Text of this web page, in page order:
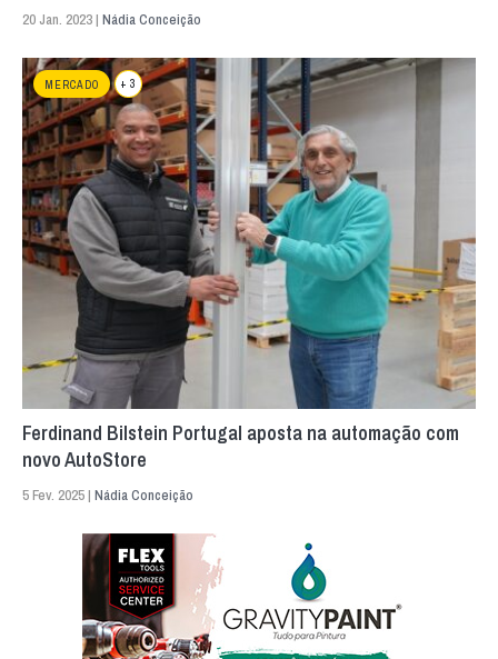
20 Jan. 2023 | Nádia Conceição
MERCADO + 3
Ferdinand Bilstein Portugal aposta na automação com
novo AutoStore
5 Fev. 2025 | Nádia Conceição